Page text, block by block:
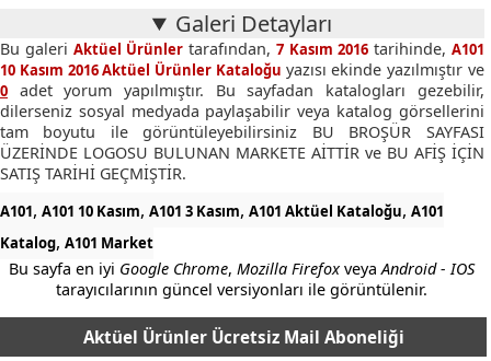
Galeri Detayları
Bu galeriAktüel Ürünler tarafından,7 Kasım 2016tarihinde, A101
10 Kasım 2016 Aktüel Ürünler Kataloğu yazısı ekinde yazılmıştır ve
0 adet yorum yapılmıştır. Bu sayfadan katalogları gezebilir,
dilerseniz sosyal medyada paylaşabilir veya katalog görsellerini
tam boyutu ile görüntüleyebilirsiniz BU BROŞÜR SAYFASI
ÜZERİNDE LOGOSU BULUNAN MARKETE AİTTİR ve BU AFİŞ İÇİN
SATIŞ TARİHİ GEÇMİŞTİR.
A101, A101 10 Kasım, A101 3 Kasım, A101 Aktüel Kataloğu, A101
Katalog, A101 Market
Bu sayfa en iyi Google Chrome,Mozilla Firefox veyaAndroid - IOS
tarayıcılarının güncel versiyonları ile görüntülenir.
Aktüel Ürünler Ücretsiz Mail Aboneliği